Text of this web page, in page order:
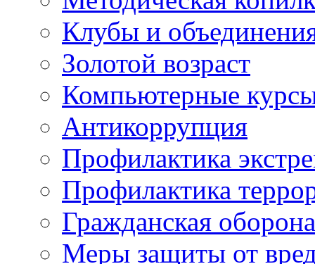
Клубы и
Золотой возраст
Компьютерные
Антикоррупция
Профилактика
Профилактика
Гражданская оборона
Меры защиты от